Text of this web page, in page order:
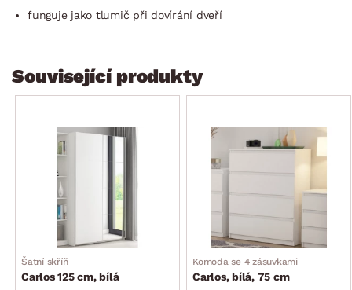
funguje jako tlumič při dovírání dveří
Související produkty
Šatní skříň
Carlos 125 cm, bílá
Komoda se 4 zásuvkami
Carlos, bílá, 75 cm